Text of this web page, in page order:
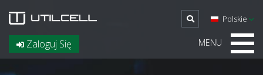
Zaloguj Się
Polskie
MENU